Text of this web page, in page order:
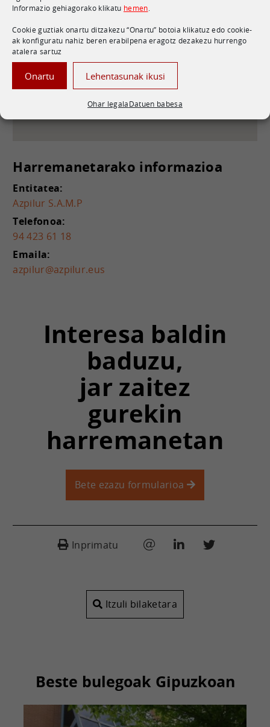
Informazio gehiagorako klikatu hemen
Cookie guztiak onartu ditzakezu “Onartu” botoia klikatuz edo cookie-
ak konfiguratu nahiz beren erabilpena eragotz dezakezu hurrengo
atalera sartuz
Onartu Lehentasunak ikusi
Ohar legalaDatuen babesa
(20600) Eibar - Gipuzkoa
Mapa ikusi Googlen
Harremanetarako informazioa
Entitatea:
Azpilur S.A.M.P
Telefonoa:
94 423 61 18
Emaila:
azpilur@azpilur.eus
Interesa baldin
baduzu,
jar zaitez
gurekin
harremanetan
Bete ezazu formularioa
Inprimatu
Itzuli bilaketara
Beste bulegoak Gipuzkoan